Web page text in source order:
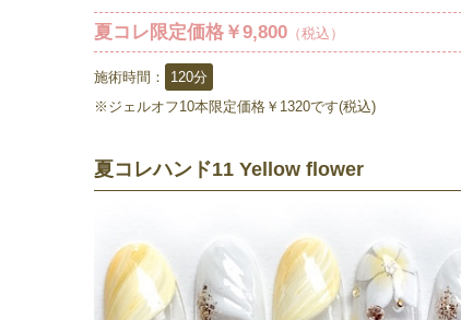
夏コレ限定価格￥9,800（税込）
施術時間：
120分
※ジェルオフ10本限定価格￥1320です(税込)
夏コレハンド11 Yellow flower